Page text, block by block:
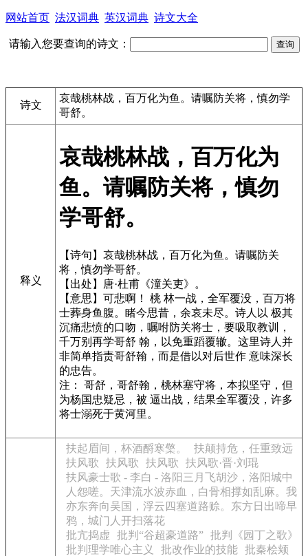
网站首页 法汉词典 英汉词典 诗文大全
请输入您要查询的诗文：
诗文
哀哉桃林战，百万化为鱼。请嘱防关将，慎勿学
哥舒。
释义
哀哉桃林战，百万化为
鱼。请嘱防关将，慎勿
学哥舒。
【诗句】哀哉桃林战，百万化为鱼。请嘱防关
将，慎勿学哥舒。
【出处】唐·杜甫《潼关吏》。
【意思】可悲啊！ 桃 林一战，全军覆没，百万将
士葬身鱼腹。睹今思昔，余哀未尽。诗人以 极其
沉痛悲愤的口吻，嘱咐防关将士，要吸取教训，
千万别再学哥舒 翰，以免重蹈覆辙。这里诗人并
非简单指责哥舒翰，而是借以对后世作 意味深长
的忠告。
注： 哥舒，哥舒翰，桃林塞守将，本拟坚守，但
为杨国忠疑忌，被 逼出战，结果全军覆没，许多
将士溺死于黄河里。
扶起眉间，杯酒酹寒檠。
扶颠持危，任重致远
扶风歌
扶风歌 扶风歌
扶风歌·晋·刘琨
扶风豪士歌 - 李白 - 洛阳三月飞胡沙，洛阳城中
人怨嗟。天津流水波赤血，白骨相撑如乱麻。我
亦东奔向吴国，浮云四塞道路赊。东方日出啼早
鸦，城门人开扫落花
批亢捣虚
批判“谷超豪道路” 批判《园丁之歌》
批判理学唯心主义
批改作业的技能 批秦桧颊